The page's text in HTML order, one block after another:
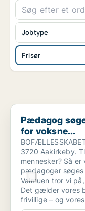
Frisør
Jobtype
Pædagog søges til et
Pædagog
for voksne...
3720 Aakirkeby.
mennesker? Så
pædagoger søges
Valmuen tror vi
Det gælder vores
frivillige – og